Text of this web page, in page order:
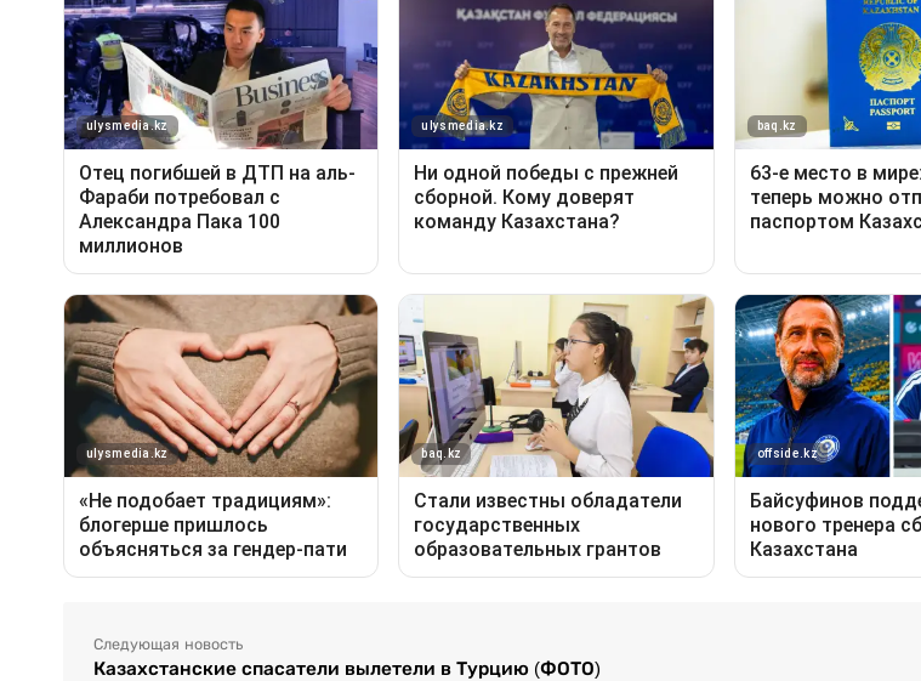
Следующая новость
Казахстанские спасатели вылетели в Турцию (ФОТО)